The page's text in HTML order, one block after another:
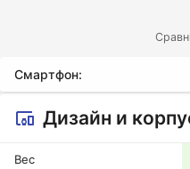
Смартфон:
Дизайн и
Вес